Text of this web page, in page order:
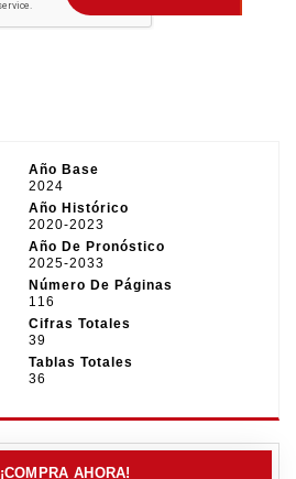
Año Base
2024
Año Histórico
2020-2023
Año De Pronóstico
2025-2033
Número De Páginas
116
Cifras Totales
39
Tablas Totales
36
¡COMPRA AHORA!